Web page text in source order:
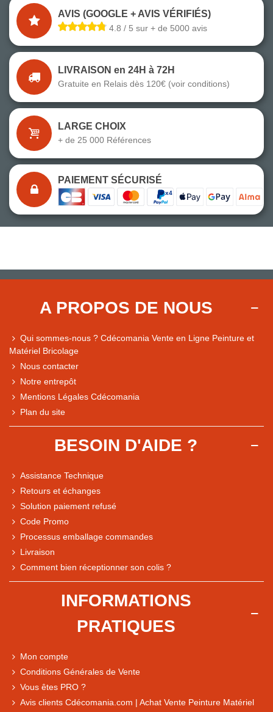
Comparaison des performances du magasin
Express, Chez vous, Point relais, Retrait magasin
AVIS (GOOGLE + AVIS VÉRIFIÉS)
4.8 / 5 sur + de 5000 avis
LIVRAISON en 24H à 72H
Gratuite en Relais dès 120€ (voir conditions)
LARGE CHOIX
+ de 25 000 Références
PAIEMENT SÉCURISÉ
A PROPOS DE NOUS
Qui sommes-nous ? Cdécomania Vente en Ligne Peinture et
Matériel Bricolage
Nous contacter
Notre entrepôt
Mentions Légales Cdécomania
Plan du site
BESOIN D'AIDE ?
Assistance Technique
Retours et échanges
Solution paiement refusé
Code Promo
Processus emballage commandes
Livraison
Comment bien réceptionner son colis ?
INFORMATIONS
PRATIQUES
Mon compte
Conditions Générales de Vente
Vous êtes PRO ?
Avis clients Cdécomania.com | Achat Vente Peinture Matériel